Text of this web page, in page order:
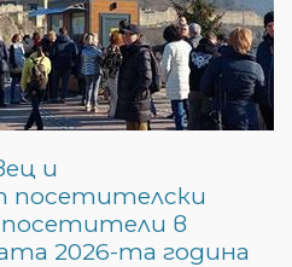
и
в
2026-та година